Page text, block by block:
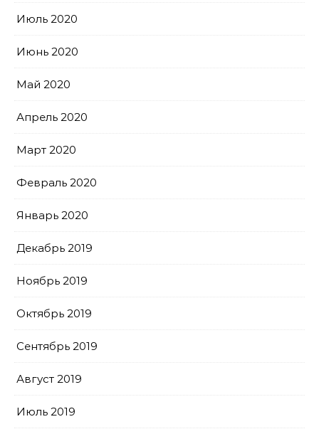
Июль 2020
Июнь 2020
Май 2020
Апрель 2020
Март 2020
Февраль 2020
Январь 2020
Декабрь 2019
Ноябрь 2019
Октябрь 2019
Сентябрь 2019
Август 2019
Июль 2019